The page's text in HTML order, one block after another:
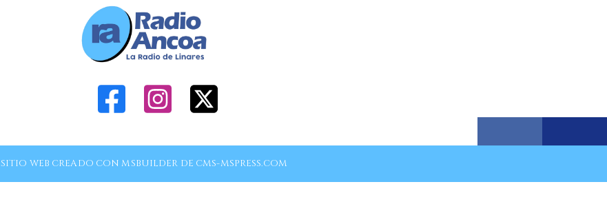
SITIO WEB CREADO CON MSBUILDER DE CMS-MSPRESS.COM